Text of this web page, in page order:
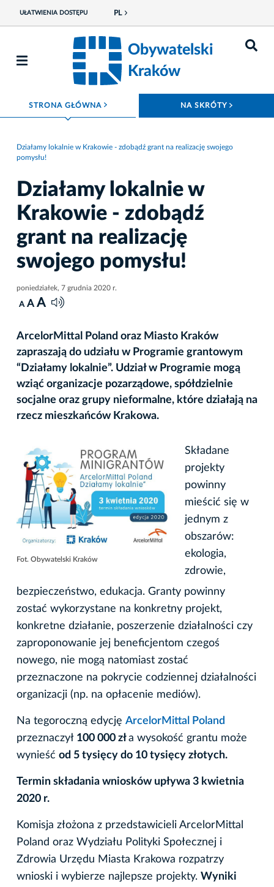
UŁATWIENIA DOSTĘPU PL
Obywatelski
Kraków
STRONA GŁÓWNA ROZWIŃ MENU NA SKRÓTY
Działamy lokalnie w Krakowie - zdobądź grant na realizację swojego
pomysłu!
Działamy lokalnie w
Krakowie - zdobądź
grant na realizację
swojego pomysłu!
poniedziałek, 7 grudnia 2020 r.
A A A
ArcelorMittal Poland oraz Miasto Kraków
zapraszają do udziału w Programie grantowym
“Działamy lokalnie”. Udział w Programie mogą
wziąć organizacje pozarządowe, spółdzielnie
socjalne oraz grupy nieformalne, które działają na
rzecz mieszkańców Krakowa.
Fot. Obywatelski Kraków
Składane
projekty
powinny
mieścić się w
jednym z
obszarów:
ekologia,
zdrowie,
bezpieczeństwo, edukacja. Granty powinny
zostać wykorzystane na konkretny projekt,
konkretne działanie, poszerzenie działalności czy
zaproponowanie jej beneficjentom czegoś
nowego, nie mogą natomiast zostać
przeznaczone na pokrycie codziennej działalności
organizacji (np. na opłacenie mediów).
Na tegoroczną edycję ArcelorMittal Poland
przeznaczył 100 000 zła wysokość grantu może
wynieść od 5 tysięcy do 10 tysięcy złotych.
Termin składania wniosków upływa 3 kwietnia
2020 r.
Komisja złożona z przedstawicieli ArcelorMittal
Poland oraz Wydziału Polityki Społecznej i
Zdrowia Urzędu Miasta Krakowa rozpatrzy
wnioski i wybierze najlepsze projekty. Wyniki